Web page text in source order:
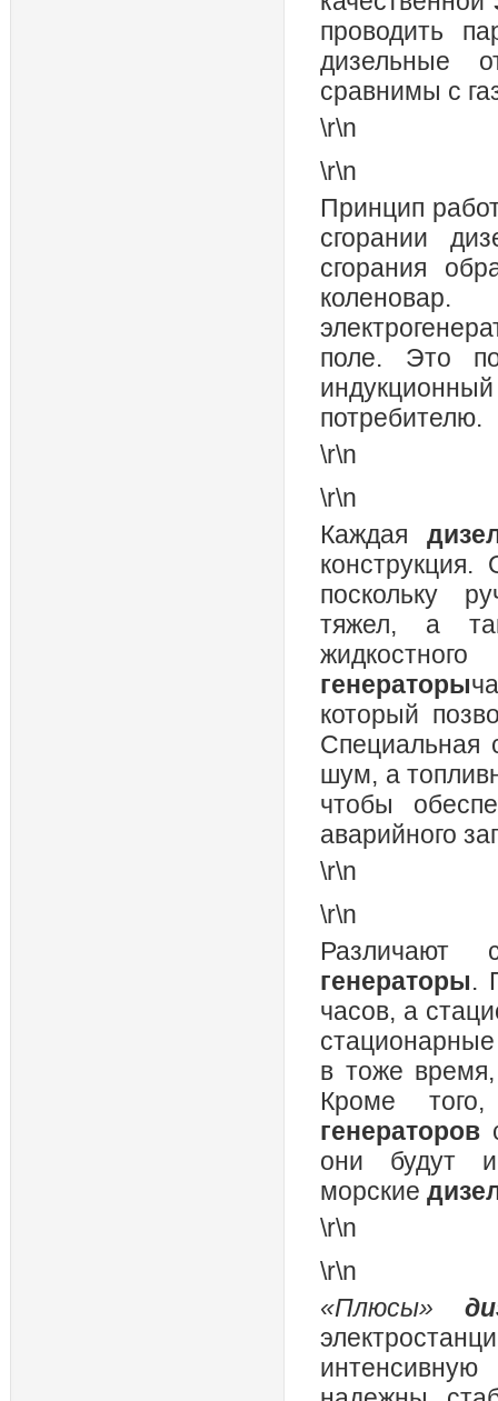
проводить
дизельные
сравнимы с
\r\n
\r\n
Принцип
сгорании
сгорания
поле. Это
потребителю.
\r\n
\r\n
Каждая
поскольку
тяжел, а
генераторы
который
Специальная
шум, а
чтобы
аварийного
\r\n
\r\n
Различают
генераторы.
часов, а
в тоже
Кроме
генераторов
они будут
морские
\r\n
\r\n
«Плюсы»